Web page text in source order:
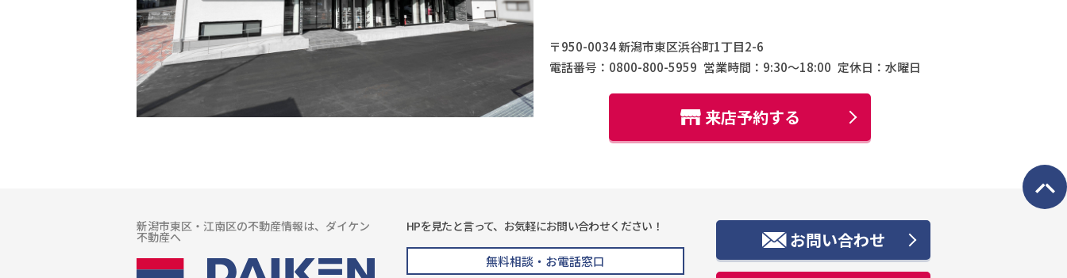
〒950-0034 新潟市東区浜谷町1丁目2-6
電話番号：0800-800-5959 営業時間：9:30〜18:00 定休日：水曜日
来店予約する
新潟市東区・江南区の不動産情報は、ダイケン
不動産へ
HPを見たと言って、お気軽にお問い合わせください！
無料相談・お電話窓口
お問い合わせ